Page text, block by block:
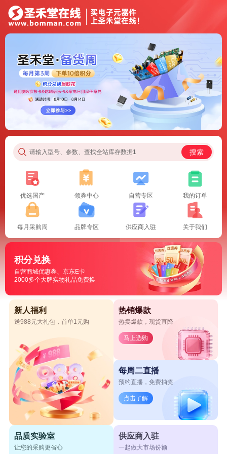
请输入型号、参数、查找全站库存数据1 搜索
优选国产 领券中心 自营专区 我的订单
每月采购周 品牌专区 供应商入驻 关于我们
积分兑换
自营商城优惠券、京东E卡
2000多个大牌实物礼品免费换
新人福利
送988元大礼包，首单1元购
热销爆款
热卖爆款，现货直降
马上选购
每周二直播
预约直播，免费抽奖
点击了解
品质实验室
让您的采购更省心
供应商入驻
一起做大市场份额